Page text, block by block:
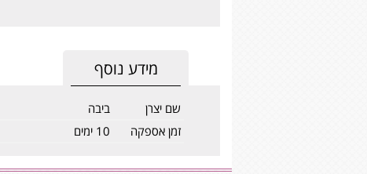
מידע נוסף
שם יצרן
ביבה
זמן אספקה
10 ימים